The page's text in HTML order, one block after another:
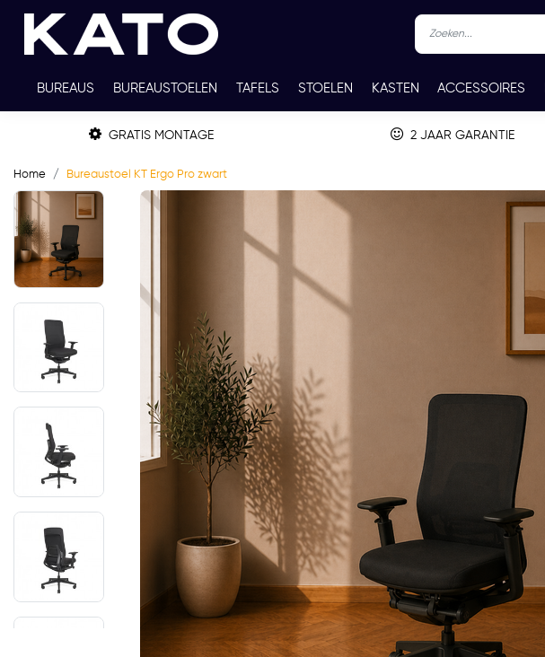
BUREAUS BUREAUSTOELEN TAFELS STOELEN KASTEN ACCESSOIRES
TWEEDEHANDS THUISWERKPLEKKEN WERKBLADKLEUREN CONTACT
GRATIS MONTAGE 2 JAAR GARANTIE
Home Bureaustoel KT Ergo Pro zwart